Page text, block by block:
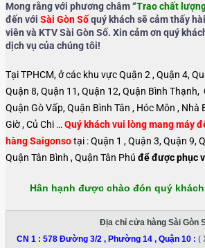
Mong rằng với phương châm “Trao chất
đến với Sài Gòn Sốquý khách sẽ cảm thấy
viên và KTV Sài Gòn Số. Xin cảm ơn quý
dịch vụ của chúng tôi!
Tại TPHCM, ở các khu vực Quận 2 , Quận 4,
Quận 8, Quận 11, Quận 12, Quận Bình Thạnh,
Quận Gò Vấp, Quận Bình Tân , Hóc Môn , Nhà
Giờ , Củ Chi … Quý khách vui lòng mang máy
hàng Saigonsotại : Quận 1 , Quận 3, Quận 9,
Quận Tân Bình , Quận Tân Phú để được phục
Hân hạnh được chào đón quý khách
Địa chỉ cửa hàng Sài Gòn
CN 1 : 578 Đường 3/2 , Phường 14 , Quận 10: (